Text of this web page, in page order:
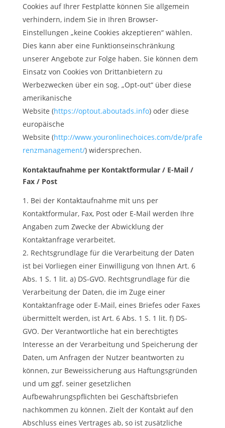
Cookies auf Ihrer Festplatte können Sie allgemein
verhindern, indem Sie in Ihren Browser-
Einstellungen „keine Cookies akzeptieren“ wählen.
Dies kann aber eine Funktionseinschränkung
unserer Angebote zur Folge haben. Sie können dem
Einsatz von Cookies von Drittanbietern zu
Werbezwecken über ein sog. „Opt-out“ über diese
amerikanische
Website (https://optout.aboutads.info) oder diese
europäische
Website (http://www.youronlinechoices.com/de/prafe
renzmanagement/) widersprechen.
Kontaktaufnahme per Kontaktformular / E-Mail /
Fax / Post
Bei der Kontaktaufnahme mit uns per
Kontaktformular, Fax, Post oder E-Mail werden Ihre
Angaben zum Zwecke der Abwicklung der
Kontaktanfrage verarbeitet.
Rechtsgrundlage für die Verarbeitung der Daten
ist bei Vorliegen einer Einwilligung von Ihnen Art. 6
Abs. 1 S. 1 lit. a) DS-GVO. Rechtsgrundlage für die
Verarbeitung der Daten, die im Zuge einer
Kontaktanfrage oder E-Mail, eines Briefes oder Faxes
übermittelt werden, ist Art. 6 Abs. 1 S. 1 lit. f) DS-
GVO. Der Verantwortliche hat ein berechtigtes
Interesse an der Verarbeitung und Speicherung der
Daten, um Anfragen der Nutzer beantworten zu
können, zur Beweissicherung aus Haftungsgründen
und um ggf. seiner gesetzlichen
Aufbewahrungspflichten bei Geschäftsbriefen
nachkommen zu können. Zielt der Kontakt auf den
Abschluss eines Vertrages ab, so ist zusätzliche